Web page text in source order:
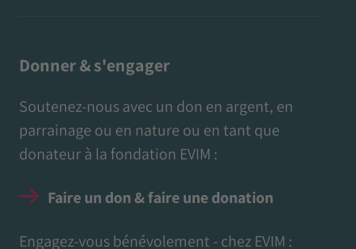
Donner & s'engager
Soutenez-nous avec un don en argent, en
parrainage ou en nature ou en tant que
donateur à la fondation EVIM :
Faire un don & faire une donation
Engagez-vous bénévolement - chez EVIM :